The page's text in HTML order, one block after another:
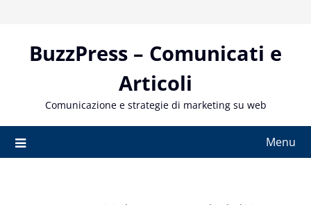
contentBuzzPress – Comunicati e
Articoli
Comunicazione e strategie di marketing su web
Menu